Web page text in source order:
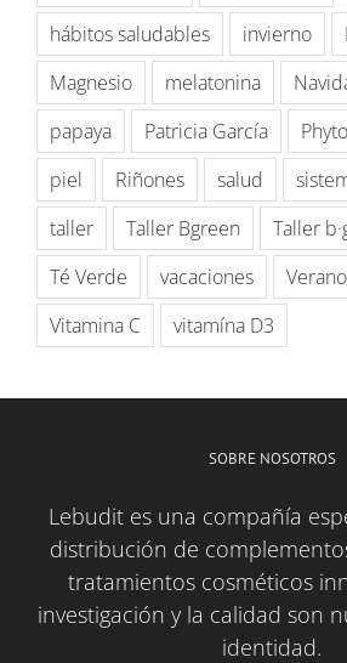
hábitos saludables
invierno
Magnesio
melatonina
papaya
Patricia García
piel
Riñones salud
taller
Taller Bgreen
Taller
Té Verde
vacaciones Verano
Vitamina C
vitamína D3
SOBRE NOSOTROS
Lebudit es una compañía
distribución de
tratamientos cosméticos
investigación y la calidad son
identidad.